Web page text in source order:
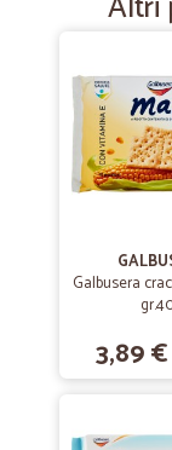
Sono soddisfatto
biscotti in
Ho ordinato dei
li ho ricevuti! SUPER
OttimoGalbusera
3,89 €